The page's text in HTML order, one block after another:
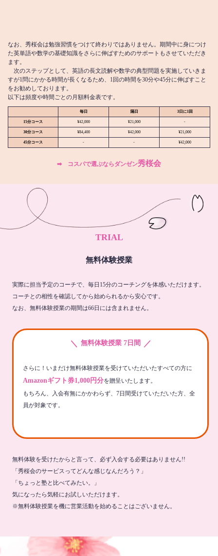
なお、秀桜会は勉強習慣をつけて終わりではありません。期間中に身につけ
た英単語や数学の基礎知識をさらに伸ばすためのサポートもさせていただき
ます。
次のステップとして、英語の長文読解や数学の典型問題を実施していきま
すが1問にかかる時間が長くなるため、1回の時間を30分や45分に伸ばすこと
をお勧めしております。
以下は頻度や時間ごとの月額料金表です。
毎日 隔日 3日に1回
15分コース ¥42,000 ¥21,000 -
30分コース ¥84,400 ¥42,000 ¥21,000
45分コース - - ¥42,000
➡︎ コスパで選ぶならダンゼン秀桜会
TRIAL
無料体験授業
実際に担当予定のコーチで、毎日15分のコーチングを体感いただけます。
コーチとの相性を確認してから始められるから安心です。
なお、無料体験授業の期間は66日には含まれません。
＼ 無料体験授業 7日間 ／
さらに！いまだけ無料体験授業を受けていただいたすべての方に
Amazonギフト券1,000円分を贈呈いたします。
もちろん、入会有無にかかわらず、7日間受けていただいた方、全
員が対象です。
無料体験を受けたからと言って、必ず入会する必要はありません!!
「秀桜会のサービスってどんな感じなんだろう？」
「ちょっと塾と比べてみたい。」
気になったら気軽にお試しいただけます。
※無料体験授業を機に営業活動を始めることはございません。